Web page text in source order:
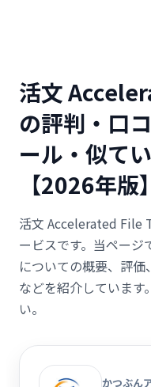
活文
の評判・口
ール・似て
【2026年版】
活文 Accelerated File
ービスです。当ペー
についての概要、評
などを紹介しています
い。
かつぶん